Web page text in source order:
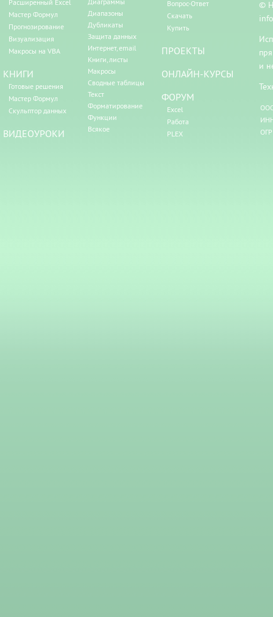
Расширенный Excel
Мастер Формул
Прогнозирование
Визуализация
Макросы на VBA
КНИГИ
Готовые решения
Мастер Формул
Скульптор данных
ВИДЕОУРОКИ
Диапазоны
Дубликаты
Защита данных
Интернет, email
Книги, листы
Макросы
Сводные таблицы
Текст
Форматирование
Функции
Всякое
Вопрос-Ответ
Скачать
Купить
ПРОЕКТЫ
ОНЛАЙН-КУРСЫ
ФОРУМ
Excel
Работа
PLEX
©
и